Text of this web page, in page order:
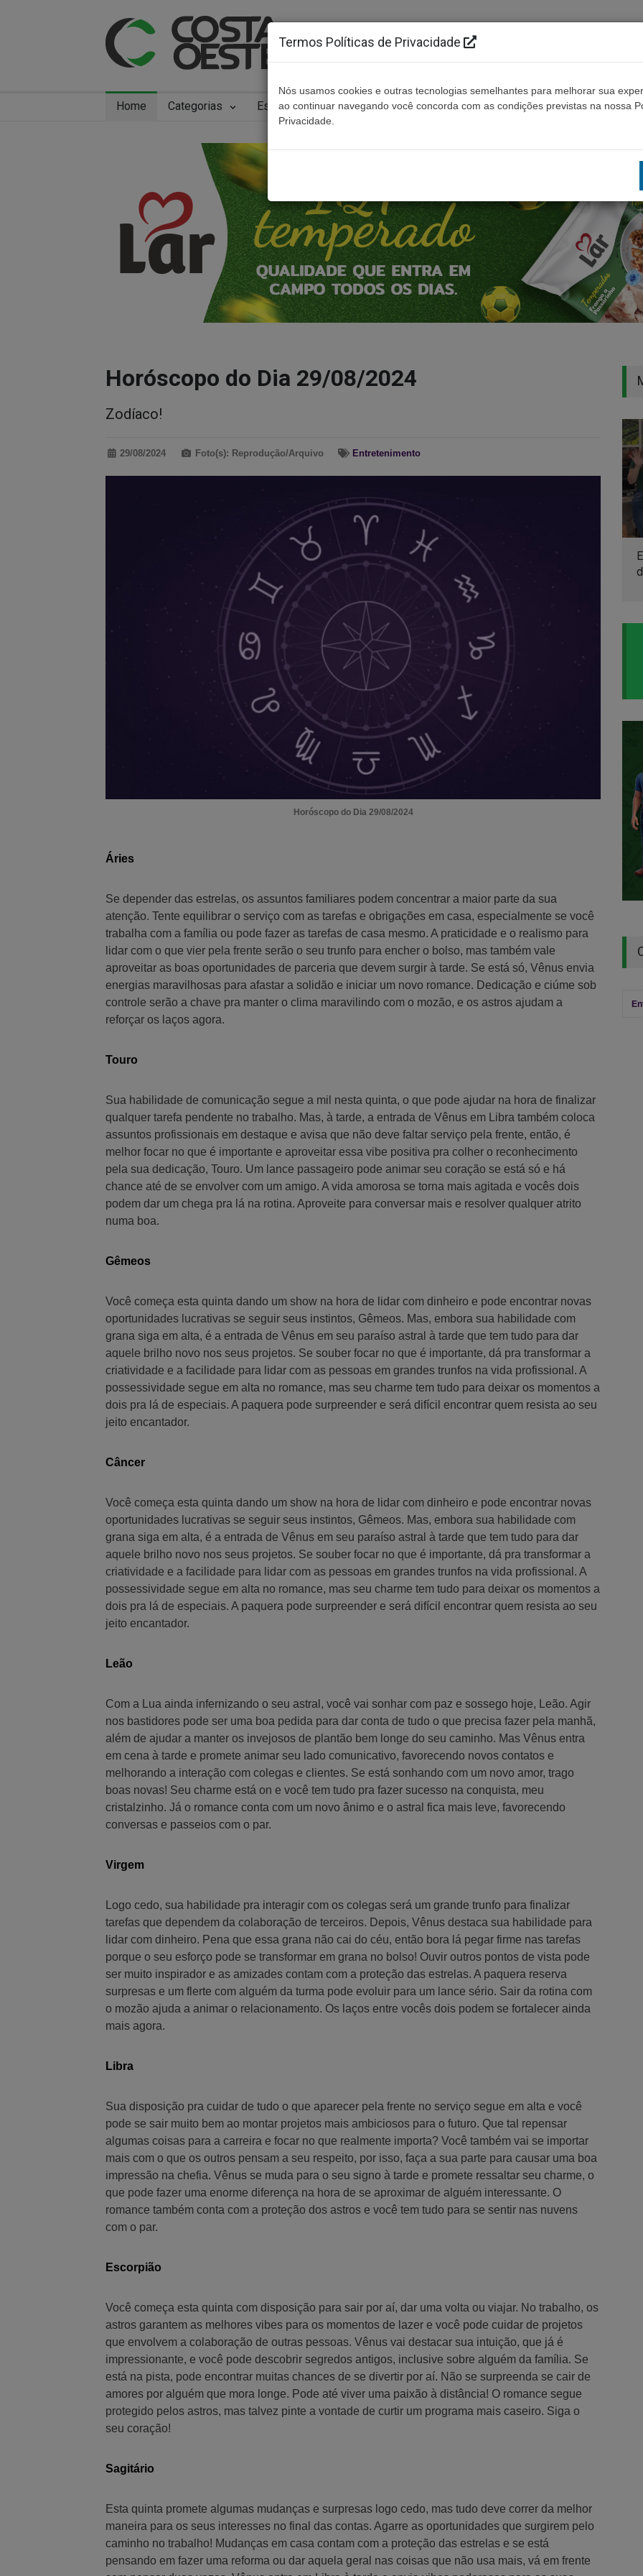
Home Categorias Especiais Cidades Ouça ao vivo Contato Não
Horóscopo do Dia 29/08/2024
Zodíaco!
29/08/2024 Foto(s): Reprodução/Arquivo Entretenimento
Horóscopo do Dia 29/08/2024
Áries
Se depender das estrelas, os assuntos familiares podem concentrar a maior parte da sua
atenção. Tente equilibrar o serviço com as tarefas e obrigações em casa, especialmente se você
trabalha com a família ou pode fazer as tarefas de casa mesmo. A praticidade e o realismo para
lidar com o que vier pela frente serão o seu trunfo para encher o bolso, mas também vale
aproveitar as boas oportunidades de parceria que devem surgir à tarde. Se está só, Vênus envia
energias maravilhosas para afastar a solidão e iniciar um novo romance. Dedicação e ciúme sob
controle serão a chave pra manter o clima maravilindo com o mozão, e os astros ajudam a
reforçar os laços agora.
Touro
Sua habilidade de comunicação segue a mil nesta quinta, o que pode ajudar na hora de finalizar
qualquer tarefa pendente no trabalho. Mas, à tarde, a entrada de Vênus em Libra também coloca
assuntos profissionais em destaque e avisa que não deve faltar serviço pela frente, então, é
melhor focar no que é importante e aproveitar essa vibe positiva pra colher o reconhecimento
pela sua dedicação, Touro. Um lance passageiro pode animar seu coração se está só e há
chance até de se envolver com um amigo. A vida amorosa se torna mais agitada e vocês dois
podem dar um chega pra lá na rotina. Aproveite para conversar mais e resolver qualquer atrito
numa boa.
Gêmeos
Você começa esta quinta dando um show na hora de lidar com dinheiro e pode encontrar novas
oportunidades lucrativas se seguir seus instintos, Gêmeos. Mas, embora sua habilidade com
grana siga em alta, é a entrada de Vênus em seu paraíso astral à tarde que tem tudo para dar
aquele brilho novo nos seus projetos. Se souber focar no que é importante, dá pra transformar a
criatividade e a facilidade para lidar com as pessoas em grandes trunfos na vida profissional. A
possessividade segue em alta no romance, mas seu charme tem tudo para deixar os momentos a
dois pra lá de especiais. A paquera pode surpreender e será difícil encontrar quem resista ao seu
jeito encantador.
Câncer
Você começa esta quinta dando um show na hora de lidar com dinheiro e pode encontrar novas
oportunidades lucrativas se seguir seus instintos, Gêmeos. Mas, embora sua habilidade com
grana siga em alta, é a entrada de Vênus em seu paraíso astral à tarde que tem tudo para dar
aquele brilho novo nos seus projetos. Se souber focar no que é importante, dá pra transformar a
criatividade e a facilidade para lidar com as pessoas em grandes trunfos na vida profissional. A
possessividade segue em alta no romance, mas seu charme tem tudo para deixar os momentos a
dois pra lá de especiais. A paquera pode surpreender e será difícil encontrar quem resista ao seu
jeito encantador.
Leão
Com a Lua ainda infernizando o seu astral, você vai sonhar com paz e sossego hoje, Leão. Agir
nos bastidores pode ser uma boa pedida para dar conta de tudo o que precisa fazer pela manhã,
além de ajudar a manter os invejosos de plantão bem longe do seu caminho. Mas Vênus entra
em cena à tarde e promete animar seu lado comunicativo, favorecendo novos contatos e
melhorando a interação com colegas e clientes. Se está sonhando com um novo amor, trago
boas novas! Seu charme está on e você tem tudo pra fazer sucesso na conquista, meu
cristalzinho. Já o romance conta com um novo ânimo e o astral fica mais leve, favorecendo
conversas e passeios com o par.
Virgem
Logo cedo, sua habilidade pra interagir com os colegas será um grande trunfo para finalizar
tarefas que dependem da colaboração de terceiros. Depois, Vênus destaca sua habilidade para
lidar com dinheiro. Pena que essa grana não cai do céu, então bora lá pegar firme nas tarefas
porque o seu esforço pode se transformar em grana no bolso! Ouvir outros pontos de vista pode
ser muito inspirador e as amizades contam com a proteção das estrelas. A paquera reserva
surpresas e um flerte com alguém da turma pode evoluir para um lance sério. Sair da rotina com
o mozão ajuda a animar o relacionamento. Os laços entre vocês dois podem se fortalecer ainda
mais agora.
Libra
Sua disposição pra cuidar de tudo o que aparecer pela frente no serviço segue em alta e você
pode se sair muito bem ao montar projetos mais ambiciosos para o futuro. Que tal repensar
algumas coisas para a carreira e focar no que realmente importa? Você também vai se importar
mais com o que os outros pensam a seu respeito, por isso, faça a sua parte para causar uma boa
impressão na chefia. Vênus se muda para o seu signo à tarde e promete ressaltar seu charme, o
que pode fazer uma enorme diferença na hora de se aproximar de alguém interessante. O
romance também conta com a proteção dos astros e você tem tudo para se sentir nas nuvens
com o par.
Escorpião
Você começa esta quinta com disposição para sair por aí, dar uma volta ou viajar. No trabalho, os
astros garantem as melhores vibes para os momentos de lazer e você pode cuidar de projetos
que envolvem a colaboração de outras pessoas. Vênus vai destacar sua intuição, que já é
impressionante, e você pode descobrir segredos antigos, inclusive sobre alguém da família. Se
está na pista, pode encontrar muitas chances de se divertir por aí. Não se surpreenda se cair de
amores por alguém que mora longe. Pode até viver uma paixão à distância! O romance segue
protegido pelos astros, mas talvez pinte a vontade de curtir um programa mais caseiro. Siga o
seu coração!
Sagitário
Esta quinta promete algumas mudanças e surpresas logo cedo, mas tudo deve correr da melhor
maneira para os seus interesses no final das contas. Agarre as oportunidades que surgirem pelo
caminho no trabalho! Mudanças em casa contam com a proteção das estrelas e se está
pensando em fazer uma reforma ou dar aquela geral nas coisas que não usa mais, vá em frente
Termos Políticas de Privacidade
Nós usamos cookies e outras tecnologias semelhantes para melhorar sua
ao continuar navegando você concorda com as condições previstas na nossa
Privacidade.